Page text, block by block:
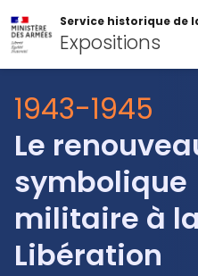
Service historique de
Expositions
Surtitre
1943-1945
Le
symbolique
militaire à la
Libération